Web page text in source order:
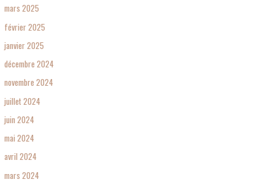
mars 2025
février 2025
janvier 2025
décembre 2024
novembre 2024
juillet 2024
juin 2024
mai 2024
avril 2024
mars 2024